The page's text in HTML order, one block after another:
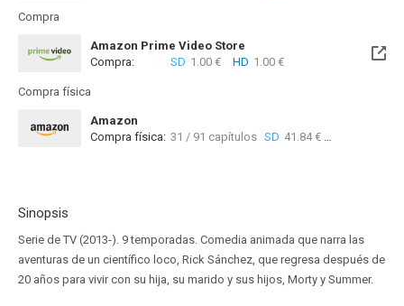
Compra
Amazon Prime Video Store
Compra:
SD 1.00 € HD 1.00 €
Compra física
Amazon
Compra física: 31 / 91 capítulos SD 41.84 €
Sinopsis
Serie de TV (2013-). 9 temporadas. Comedia animada que narra las
aventuras de un científico loco, Rick Sánchez, que regresa después de
20 años para vivir con su hija, su marido y sus hijos, Morty y Summer.